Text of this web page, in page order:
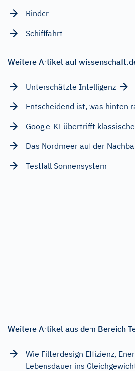
Rinder
Schifffahrt
Weitere Artikel auf
Unterschätzte Intelligenz
Entscheidend ist, was hinten
Google-KI übertrifft
Das Nordmeer auf der
Testfall Sonnensystem
Weitere Artikel aus dem Bereich
Wie Filterdesign Effizienz,
Lebensdauer ins